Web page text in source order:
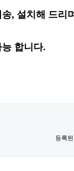
, 설치해 드리
합니다.
등록